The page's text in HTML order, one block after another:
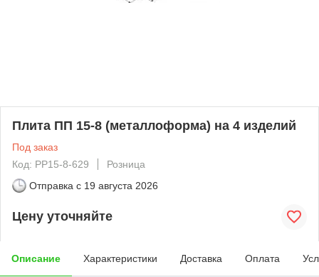
Плита ПП 15-8 (металлоформа) на 4 изделий
Под заказ
Код: PP15-8-629
Розница
Отправка с 19 августа 2026
Цену уточняйте
Описание Характеристики Доставка Оплата